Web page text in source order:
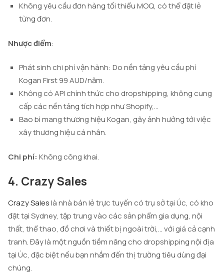
Không yêu cầu đơn hàng tối thiểu MOQ, có thể đặt lẻ
từng đơn.
Nhược điểm:
Phát sinh chi phí vận hành: Do nền tảng yêu cầu phí
Kogan First 99 AUD/năm.
Không có API chính thức cho dropshipping, không cung
cấp các nền tảng tích hợp như Shopify,…
Bao bì mang thương hiệu Kogan, gây ảnh hưởng tới việc
xây thương hiệu cá nhân.
Chi phí: Không công khai.
4. Crazy Sales
Crazy Saleslà nhà bán lẻ trực tuyến có trụ sở tại Úc, có kho
đặt tại Sydney, tập trung vào các sản phẩm gia dụng, nội
thất, thể thao, đồ chơi và thiết bị ngoài trời,… với giá cả cạnh
tranh. Đây là một nguồn tiềm năng cho dropshipping nội địa
tại Úc, đặc biệt nếu bạn nhắm đến thị trường tiêu dùng đại
chúng.